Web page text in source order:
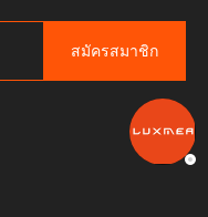
สมัครสมาชิก